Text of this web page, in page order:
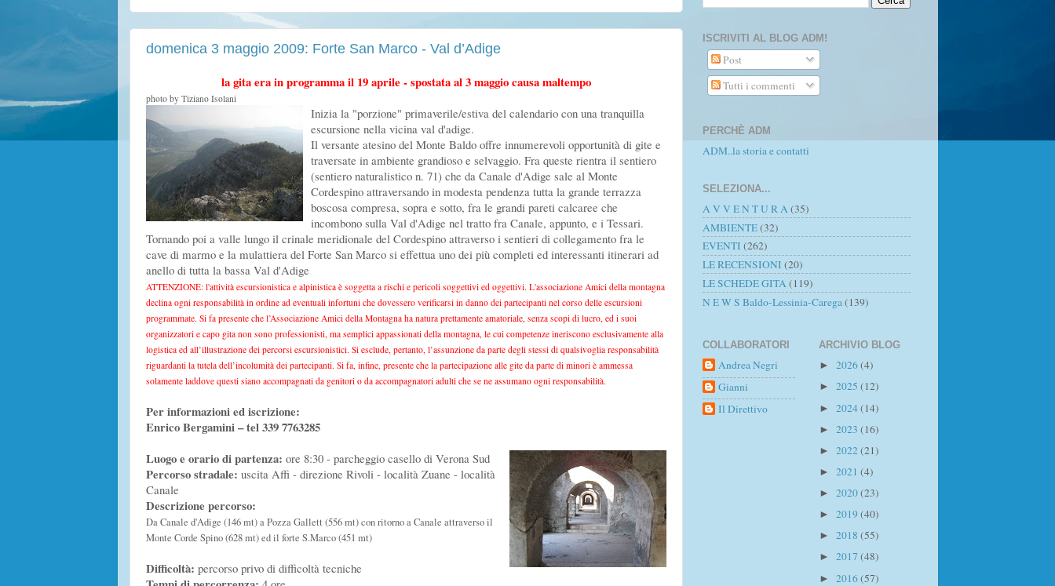
domenica 3 maggio 2009: Forte San Marco - Val d’Adige
la gita era in programma il 19 aprile - spostata al 3 maggio causa maltempo
photo by Tiziano Isolani
Inizia la "porzione" primaverile/estiva del calendario con una tranquilla
escursione nella vicina val d'adige.
Il versante atesino del Monte Baldo offre innumerevoli opportunità di gite e
traversate in ambiente grandioso e selvaggio. Fra queste rientra il sentiero
(sentiero naturalistico n. 71) che da Canale d'Adige sale al Monte
Cordespino attraversando in modesta pendenza tutta la grande terrazza
boscosa compresa, sopra e sotto, fra le grandi pareti calcaree che
incombono sulla Val d'Adige nel tratto fra Canale, appunto, e i Tessari.
Tornando poi a valle lungo il crinale meridionale del Cordespino attraverso i sentieri di collegamento fra le
cave di marmo e la mulattiera del Forte San Marco si effettua uno dei più completi ed interessanti itinerari ad
anello di tutta la bassa Val d'Adige
ATTENZIONE: l'attività escursionistica e alpinistica è soggetta a rischi e pericoli soggettivi ed oggettivi. L'associazione Amici della montagna
declina ogni responsabilità in ordine ad eventuali infortuni che dovessero verificarsi in danno dei partecipanti nel corso delle escursioni
programmate. Si fa presente che l’Associazione Amici della Montagna ha natura prettamente amatoriale, senza scopi di lucro, ed i suoi
organizzatori e capo gita non sono professionisti, ma semplici appassionati della montagna, le cui competenze ineriscono esclusivamente alla
logistica ed all’illustrazione dei percorsi escursionistici. Si esclude, pertanto, l’assunzione da parte degli stessi di qualsivoglia responsabilità
riguardanti la tutela dell’incolumità dei partecipanti. Si fa, infine, presente che la partecipazione alle gite da parte di minori è ammessa
solamente laddove questi siano accompagnati da genitori o da accompagnatori adulti che se ne assumano ogni responsabilità.
Per informazioni ed iscrizione:
Enrico Bergamini – tel 339 7763285
Luogo e orario di partenza: ore 8:30 - parcheggio casello di Verona Sud
Percorso stradale: uscita Affi - direzione Rivoli - località Zuane - località
Canale
Descrizione percorso:
Da Canale d'Adige (146 mt) a Pozza Gallett (556 mt) con ritorno a Canale attraverso il
Monte Corde Spino (628 mt) ed il forte S.Marco (451 mt)
Difficoltà: percorso privo di difficoltà tecniche
ISCRIVITI AL BLOG ADM!
Post
Tutti i commenti
PERCHÈ ADM
ADM..la storia e contatti
SELEZIONA...
A V V E N T U R A (35)
AMBIENTE(32)
EVENTI (262)
LE RECENSIONI (20)
LE SCHEDE GITA (119)
N E W S Baldo-Lessinia-Carega (139)
COLLABORATORI
Andrea Negri
Gianni
Il Direttivo
ARCHIVIO BLOG
► 2026(4)
► 2025 (12)
► 2024(14)
► 2023 (16)
► 2022 (21)
► 2021 (4)
► 2020(23)
► 2019 (40)
► 2018 (55)
► 2017 (48)
► 2016(57)